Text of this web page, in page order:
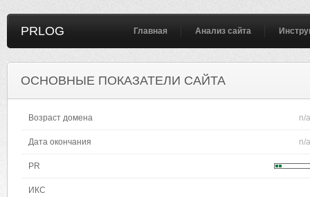
PRLOG Главная Анализ сайта
ОСНОВНЫЕ ПОКАЗАТЕЛИ САЙТА
Возраст домена n/a
Дата окончания n/a
PR
ИКС